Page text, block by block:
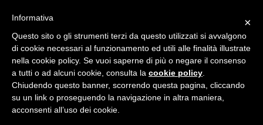
×
Informativa
Questo sito o gli strumenti terzi da questo utilizzati si avvalgono
di cookie necessari al funzionamento ed utili alle finalità illustrate
nella cookie policy. Se vuoi saperne di più o negare il consenso
a tutti o ad alcuni cookie, consulta la cookie policy
Chiudendo questo banner, scorrendo questa pagina, cliccando
su un link o proseguendo la navigazione in altra maniera,
acconsenti all’uso dei cookie.